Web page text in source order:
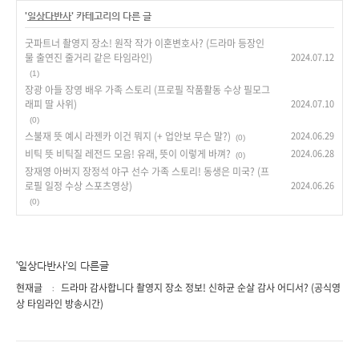
'일상다반사' 카테고리의 다른 글
굿파트너 촬영지 장소! 원작 작가 이혼변호사? (드라마 등장인
물 출연진 줄거리 같은 타임라인)
(1)
2024.07.12
장광 아들 장영 배우 가족 스토리 (프로필 작품활동 수상 필모그
래피 딸 사위)
(0)
2024.07.10
스불재 뜻 예시 라젠카 이건 뭐지 (+ 업안보 무슨 말?) (0) 2024.06.29
비틱 뜻 비틱질 레전드 모음! 유래, 뜻이 이렇게 바껴? (0) 2024.06.28
장재영 아버지 장정석 야구 선수 가족 스토리! 동생은 미국? (프
로필 일정 수상 스포츠영상)
(0)
2024.06.26
'일상다반사'의 다른글
현재글
드라마 감사합니다 촬영지 장소 정보! 신하균 순살 감사 어디서? (공식영
상 타임라인 방송시간)